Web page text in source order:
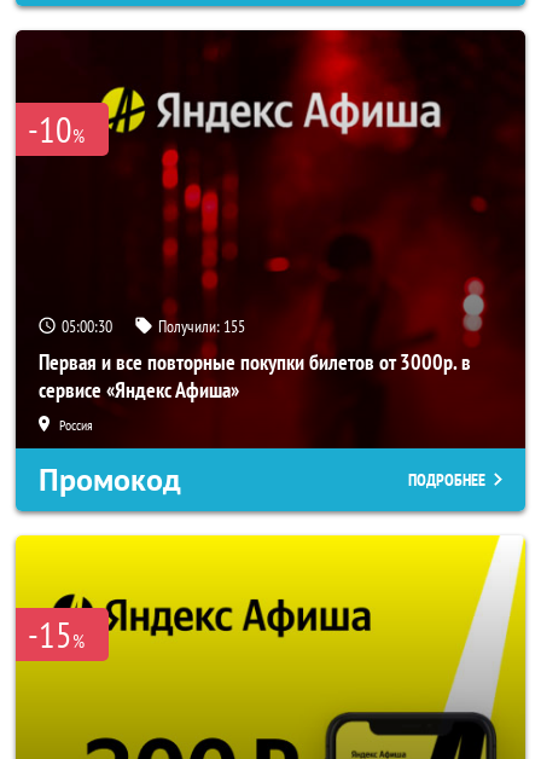
-10%
05:00:28 Получили: 155
Первая и все повторные покупки билетов от 3000р. в
сервисе «Яндекс Афиша»
Россия
Промокод ПОДРОБНЕЕ
-15%